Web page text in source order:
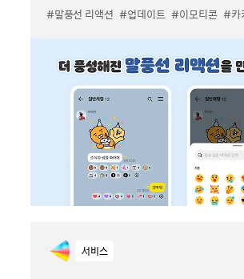
#말풍선 리액션 #업데이트 #이모티콘 #카
서비스